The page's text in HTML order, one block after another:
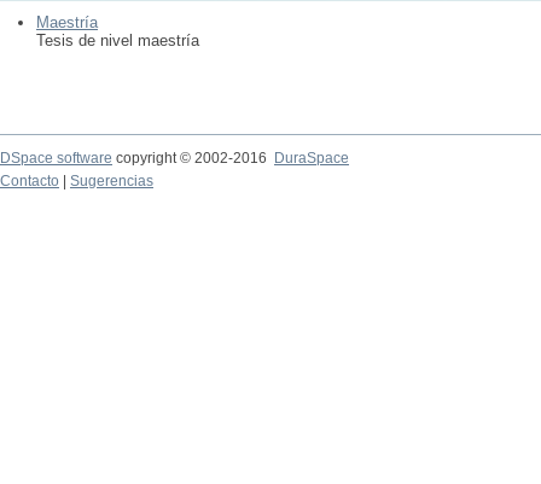
Maestría
Tesis de nivel maestría
DSpace software copyright © 2002-2016
DuraSpace
Contacto
Sugerencias